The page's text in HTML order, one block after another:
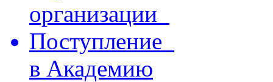
организации
Поступление
в Академию